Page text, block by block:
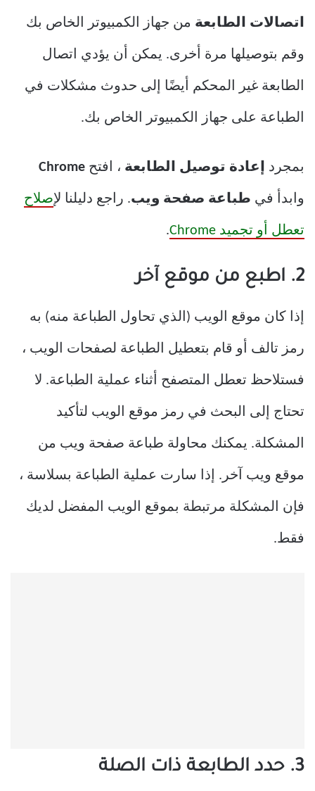
اتصالات الطابعة من جهاز الكمبيوتر الخاص بك
وقم بتوصيلها مرة أخرى. يمكن أن يؤدي اتصال
الطابعة غير المحكم أيضًا إلى حدوث مشكلات في
الطباعة على جهاز الكمبيوتر الخاص بك.
بمجرد إعادة توصيل الطابعة ، افتح Chrome
وابدأ في طباعة صفحة ويب. راجع دليلنا لإصلاح
تعطل أو تجميد Chrome .
2. اطبع من موقع آخر
إذا كان موقع الويب (الذي تحاول الطباعة منه) به
رمز تالف أو قام بتعطيل الطباعة لصفحات الويب ،
فستلاحظ تعطل المتصفح أثناء عملية الطباعة. لا
تحتاج إلى البحث في رمز موقع الويب لتأكيد
المشكلة. يمكنك محاولة طباعة صفحة ويب من
موقع ويب آخر. إذا سارت عملية الطباعة بسلاسة ،
فإن المشكلة مرتبطة بموقع الويب المفضل لديك
فقط.
3. حدد الطابعة ذات الصلة